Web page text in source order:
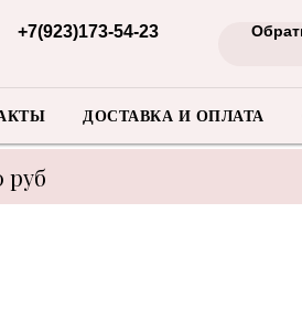
+7(923)173-54-23
ДОСТАВКА И ОПЛАТА
руб